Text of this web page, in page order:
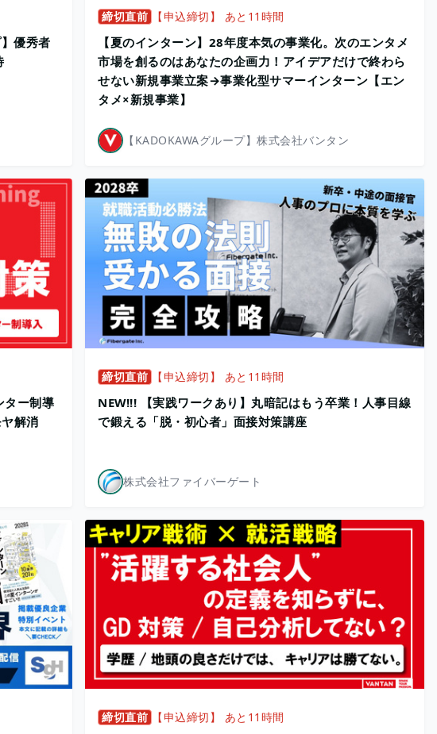
優秀者
締切直前 【申込締切】 あと11時間
【夏のインターン】28年度本気の事業化。次のエンタメ
市場を創るのはあなたの企画力！アイデアだけで終わら
せない新規事業立案→事業化型サマーインターン【エン
タメ×新規事業】
【KADOKAWAグループ】株式会社バンタン
ター制導
解消
締切直前 【申込締切】 あと11時間
NEW!!! 【実践ワークあり】丸暗記はもう卒業！人事目線
で鍛える「脱・初心者」面接対策講座
株式会社ファイバーゲート
締切直前 【申込締切】 あと11時間